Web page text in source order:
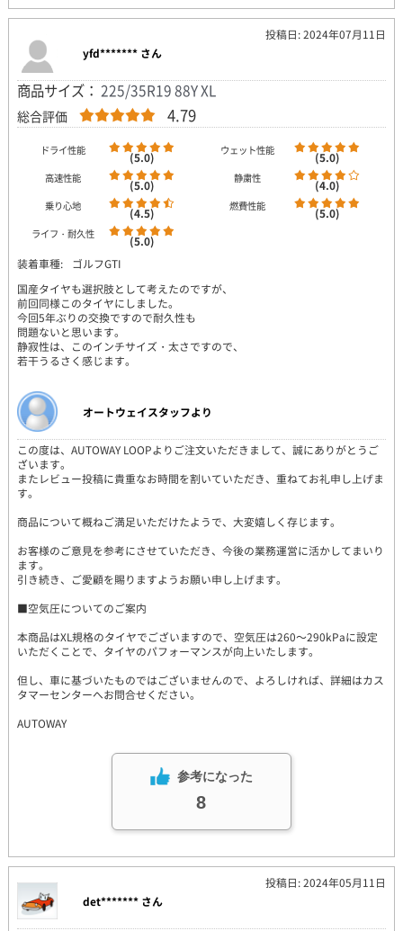
投稿日: 2024年07月11日
yfd******* さん
商品サイズ： 225/35R19 88Y XL
総合評価 4.79
ドライ性能 (5.0) ウェット性能 (5.0)
高速性能 (5.0) 静粛性 (4.0)
乗り心地 (4.5) 燃費性能 (5.0)
ライフ・耐久性
(5.0)
装着車種:
ゴルフGTI
国産タイヤも選択肢として考えたのですが、
前回同様このタイヤにしました。
今回5年ぶりの交換ですので耐久性も
問題ないと思います。
静寂性は、このインチサイズ・太さですので、
若干うるさく感じます。
オートウェイスタッフより
この度は、AUTOWAY LOOPよりご注文いただきまして、誠にありがとうご
ざいます。
またレビュー投稿に貴重なお時間を割いていただき、重ねてお礼申し上げま
す。
商品について概ねご満足いただけたようで、大変嬉しく存じます。
お客様のご意見を参考にさせていただき、今後の業務運営に活かしてまいり
ます。
引き続き、ご愛顧を賜りますようお願い申し上げます。
■空気圧についてのご案内
本商品はXL規格のタイヤでございますので、空気圧は260～290kPaに設定
いただくことで、タイヤのパフォーマンスが向上いたします。
但し、車に基づいたものではございませんので、よろしければ、詳細はカス
タマーセンターへお問合せください。
AUTOWAY
参考になった
8
投稿日: 2024年05月11日
det******* さん